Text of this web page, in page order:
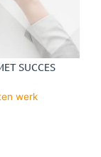
SUCCES
werk